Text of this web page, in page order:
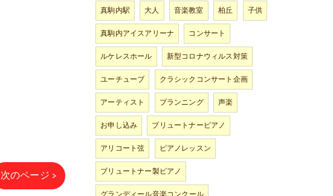
次のページ >
真駒内駅
大人 音楽教室 柏丘
子供
真駒内アイスアリーナ
コンサート
ルケレスホール
新型コロナウィルス対策
ユーチューブ
クラシックコンサート企画
アーティスト
プランニング
声楽
お申し込み
ブリュートナーピアノ
アリコート弦
ピアノレッスン
ブリュートナー製ピアノ